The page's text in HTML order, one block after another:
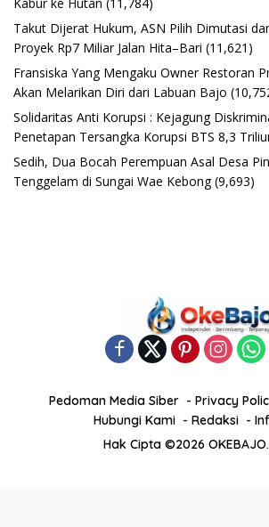
Takut Dijerat Hukum, ASN Pilih Dimutasi
Proyek Rp7 Miliar Jalan Hita–Bari (11,621)
Fransiska Yang Mengaku Owner Restoran
Akan Melarikan Diri dari Labuan Bajo
Solidaritas Anti Korupsi : Kejagung
Penetapan Tersangka Korupsi BTS 8,3
Sedih, Dua Bocah Perempuan Asal Desa
Tenggelam di Sungai Wae Kebong (9,693)
Pedoman Media Siber Privacy
Hubungi Kami
Redaksi
Hak Cipta ©2026